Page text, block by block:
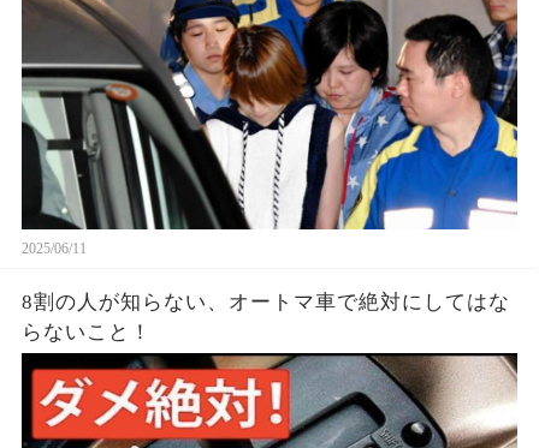
2025/06/11
8割の人が知らない、オートマ車で絶対にしてはな
らないこと！